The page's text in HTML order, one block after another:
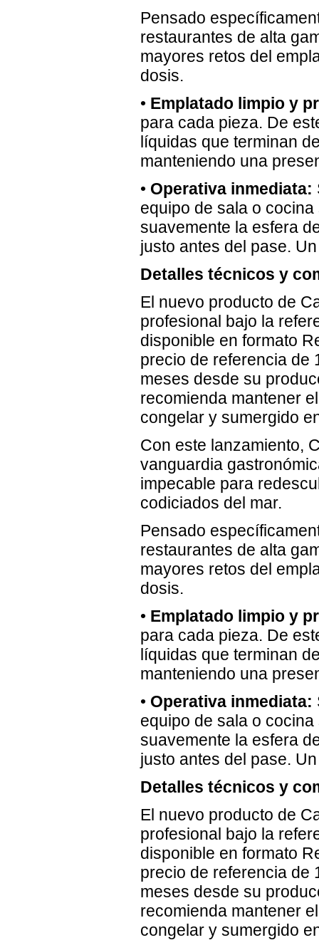
Pensado
restaurantes de alta
mayores retos del
dosis.
• Emplatado limpio y
para cada pieza. De
líquidas que terminan
manteniendo una
• Operativa inmediata:
equipo de sala o
suavemente la esfera
justo antes del pase.
Detalles técnicos y
El nuevo producto de
profesional bajo la
disponible en formato
precio de referencia de
meses desde su
recomienda mantener
congelar y sumergido
Con este lanzamiento,
vanguardia
impecable para
codiciados del mar.
Pensado
restaurantes de alta
mayores retos del
dosis.
• Emplatado limpio y
para cada pieza. De
líquidas que terminan
manteniendo una
• Operativa inmediata:
equipo de sala o
suavemente la esfera
justo antes del pase.
Detalles técnicos y
El nuevo producto de
profesional bajo la
disponible en formato
precio de referencia de
meses desde su
recomienda mantener
congelar y sumergido